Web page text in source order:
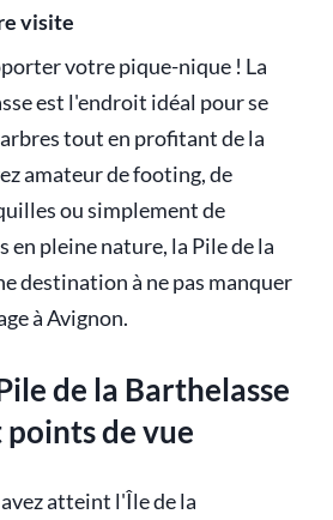
visite
votre pique-nique ! La
est l'endroit idéal pour se
tout en profitant de la
amateur de footing, de
ou simplement de
en pleine nature, la Pile de la
destination à ne pas manquer
à Avignon.
de la Barthelasse
de vue
atteint l'Île de la